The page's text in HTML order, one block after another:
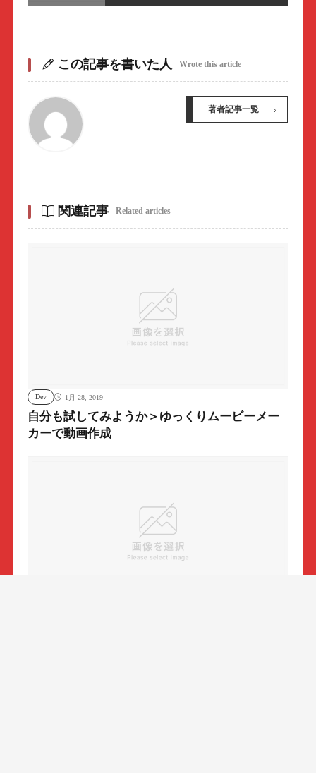
この記事を書いた人 Wrote this article
著者記事一覧
関連記事 Related articles
Dev 1月 28, 2019
自分も試してみようか＞ゆっくりムービーメー
カーで動画作成